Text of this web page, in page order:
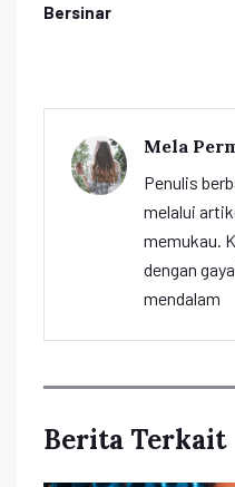
Bersinar
Mela
Penulis
melalui
memukau.
dengan
mendalam
Berita Terkait